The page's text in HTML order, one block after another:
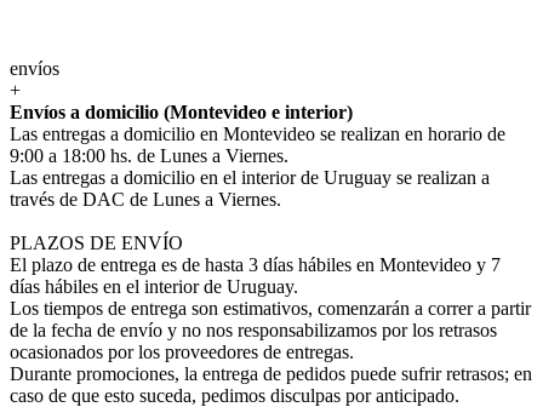
envíos
+
Envíos a domicilio (Montevideo e interior)
Las entregas a domicilio en Montevideo se realizan en horario de
9:00 a 18:00 hs. de Lunes a Viernes.
Las entregas a domicilio en el interior de Uruguay se realizan a
través de DAC de Lunes a Viernes.
PLAZOS DE ENVÍO
El plazo de entrega es de hasta 3 días hábiles en Montevideo y 7
días hábiles en el interior de Uruguay.
Los tiempos de entrega son estimativos, comenzarán a correr a partir
de la fecha de envío y no nos responsabilizamos por los retrasos
ocasionados por los proveedores de entregas.
Durante promociones, la entrega de pedidos puede sufrir retrasos; en
caso de que esto suceda, pedimos disculpas por anticipado.